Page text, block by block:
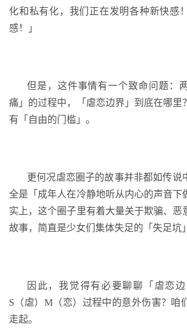
化和私有化，我们正在发明各种新快感
感！」
但是，这件事情有一个致命问题：
痛」的过程中，
「虐恋边界」 到底在哪里
有「自由的门槛」。
更何况虐恋圈子的故事并非都如传说
全是「成年人在冷静地听从内心的声音下
实上，这个圈子里有着大量关于欺骗、恶
故事，简直是少女们集体失足的「失足坑
因此，我觉得有必要聊聊「虐恋
S（虐）M（恋）过程中的意外伤害？咱
走起。